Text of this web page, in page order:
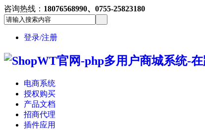
咨询热线： 18076568990、0755-25823180
登录/注册
电商系统
授权购买
产品文档
招商代理
插件应用